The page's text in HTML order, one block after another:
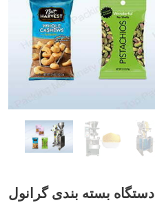
دستگاه بسته بندی گرانول